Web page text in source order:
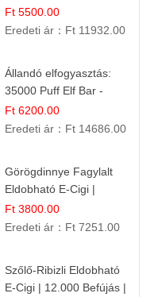
Szívás | Ízesített E-
Liquid
Ft 5500.00
Eredeti ár： Ft 11932.00
Állandó elfogyasztás:
35000 Puff Elf Bar -
Narancslekvár íz
Ft 6200.00
Eredeti ár： Ft 14686.00
Görögdinnye Fagylalt
Eldobható E-Cigi |
12.000 Szívás | Édes
Vízidín Íz
Ft 3800.00
Eredeti ár： Ft 7251.00
Szőlő-Ribizli Eldobható
E-Cigi | 12.000 Befújás |